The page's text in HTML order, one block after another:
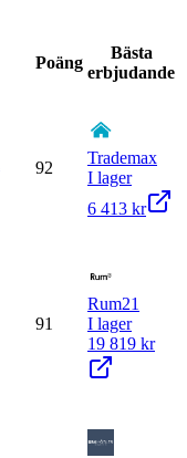
Poäng
Bästa
erbjudande
92
Trademax
I lager
6 413 kr
91
Rum21
I lager
19 819 kr